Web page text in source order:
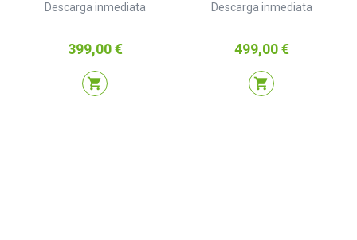
Descarga inmediata
Precio
399,00 €
shopping_cart
Descarga inmediata
Precio
499,00 €
shopping_cart